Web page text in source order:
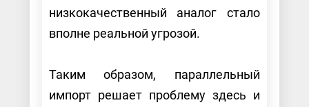
низкокачественный аналог стало
вполне реальной угрозой.
Таким образом, параллельный
импорт решает проблему здесь и